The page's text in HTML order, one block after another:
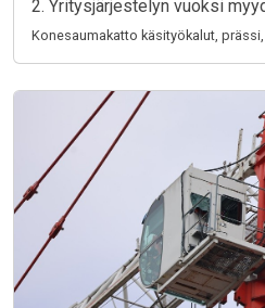
2. Yritysjärjestelyn vuoksi
Konesaumakatto käsityökalut,